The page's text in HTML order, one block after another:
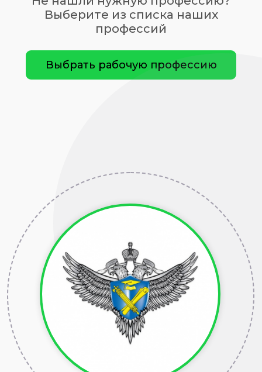
Выберите из списка наших
профессий
Выбрать рабочую профессию